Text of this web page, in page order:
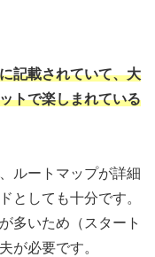
記載されていて、大
トで楽しまれている
ルートマップが詳細
としても十分です。
多いため（スタート
が必要です。